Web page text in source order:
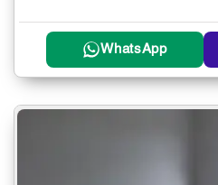
WhatsApp